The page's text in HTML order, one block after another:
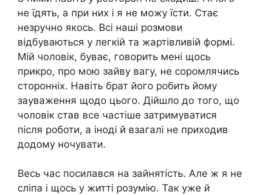
не їдять, а при них і я не можу їсти. Стає
незручно якось. Всі наші розмови
відбуваються у легкій та жартівливій формі.
Мій чоловік, буває, говорить мені щось
прикро, про мою зайву вагу, не соромлячись
сторонніх. Навіть брат його робить йому
зауваження щодо цього. Дійшло до того, що
чоловік став все частіше затримуватися
після роботи, а іноді й взагалі не приходив
додому ночувати.
Весь час посилався на зайнятість. Але ж я не
сліпа і щось у житті розумію. Так уже й